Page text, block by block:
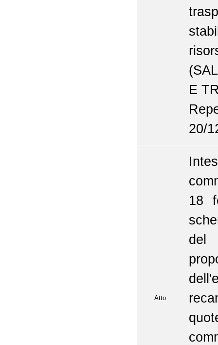
E
20/
Atto
18
del